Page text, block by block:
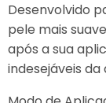
700ml
Desenvolvido
pele mais
após a sua
indesejáveis da